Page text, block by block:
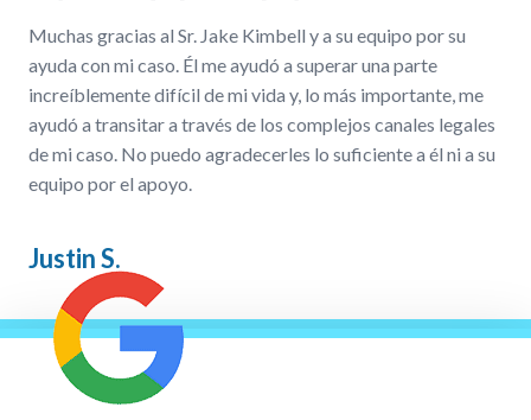
Muchas gracias al Sr. Jake Kimbell y a su equipo por su
ayuda con mi caso. Él me ayudó a superar una parte
increíblemente difícil de mi vida y, lo más importante, me
ayudó a transitar a través de los complejos canales legales
de mi caso. No puedo agradecerles lo suficiente a él ni a su
equipo por el apoyo.
Justin S.